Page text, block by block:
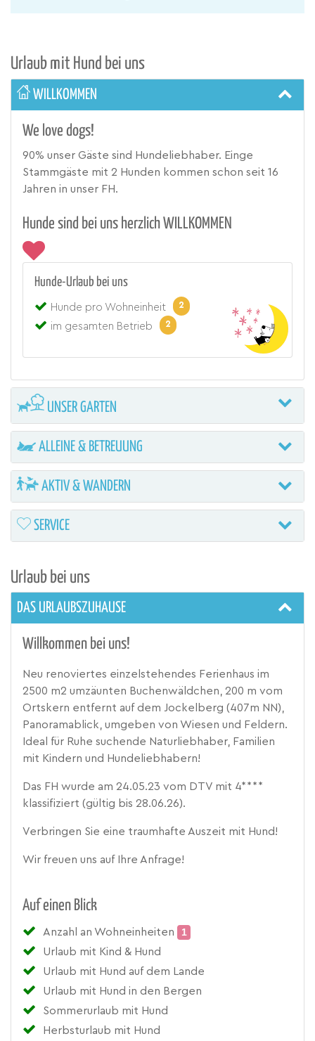
Urlaub mit Hund bei uns
WILLKOMMEN
We love dogs!
90% unser Gäste sind Hundeliebhaber. Einge
Stammgäste mit 2 Hunden kommen schon seit 16
Jahren in unser FH.
Hunde sind bei uns herzlich WILLKOMMEN
Hunde-Urlaub bei uns
Hunde pro Wohneinheit 2
im gesamten Betrieb 2
UNSER GARTEN
ALLEINE & BETREUUNG
AKTIV & WANDERN
SERVICE
Urlaub bei uns
DAS URLAUBSZUHAUSE
Willkommen bei uns!
Neu renoviertes einzelstehendes Ferienhaus im
2500 m2 umzäunten Buchenwäldchen, 200 m vom
Ortskern entfernt auf dem Jockelberg (407m NN),
Panoramablick, umgeben von Wiesen und Feldern.
Ideal für Ruhe suchende Naturliebhaber, Familien
mit Kindern und Hundeliebhabern!
Das FH wurde am 24.05.23 vom DTV mit 4****
klassifiziert (gültig bis 28.06.26).
Verbringen Sie eine traumhafte Auszeit mit Hund!
Wir freuen uns auf Ihre Anfrage!
Auf einen Blick
Anzahl an Wohneinheiten
1
Urlaub mit Kind & Hund
Urlaub mit Hund auf dem Lande
Urlaub mit Hund in den Bergen
Sommerurlaub mit Hund
Herbsturlaub mit Hund